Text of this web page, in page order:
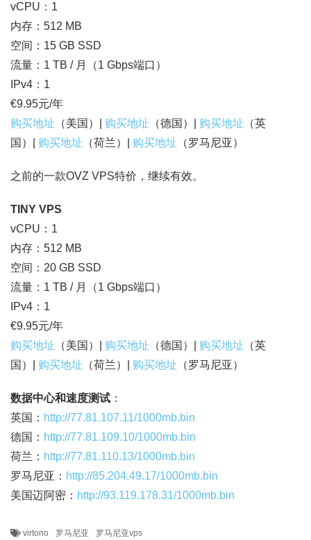
vCPU：1
内存：512 MB
空间：15 GB SSD
流量：1 TB / 月（1 Gbps端口）
IPv4：1
€9.95元/年
购买地址 （美国）| 购买地址 （德国）| 购买地址 （英
国）| 购买地址 （荷兰）| 购买地址 （罗马尼亚）
之前的一款OVZ VPS特价，继续有效。
TINY VPS
vCPU：1
内存：512 MB
空间：20 GB SSD
流量：1 TB / 月（1 Gbps端口）
IPv4：1
€9.95元/年
购买地址 （美国）| 购买地址 （德国）| 购买地址 （英
国）| 购买地址 （荷兰）| 购买地址 （罗马尼亚）
数据中心和速度测试 ：
英国： http://77.81.107.11/1000mb.bin
德国： http://77.81.109.10/1000mb.bin
荷兰： http://77.81.110.13/1000mb.bin
罗马尼亚： http://85.204.49.17/1000mb.bin
美国迈阿密： http://93.119.178.31/1000mb.bin
virtono 罗马尼亚 罗马尼亚vps